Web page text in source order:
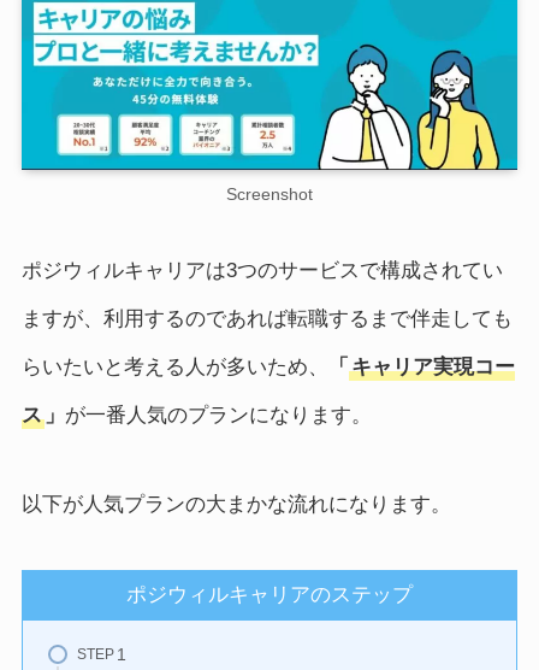
Screenshot
ポジウィルキャリアは3つのサービスで構成されてい
ますが、利用するのであれば転職するまで伴走しても
らいたいと考える人が多いため、 「 キャリア実現コー
ス」 が一番人気のプランになります。
以下が人気プランの大まかな流れになります。
ポジウィルキャリアのステップ
STEP